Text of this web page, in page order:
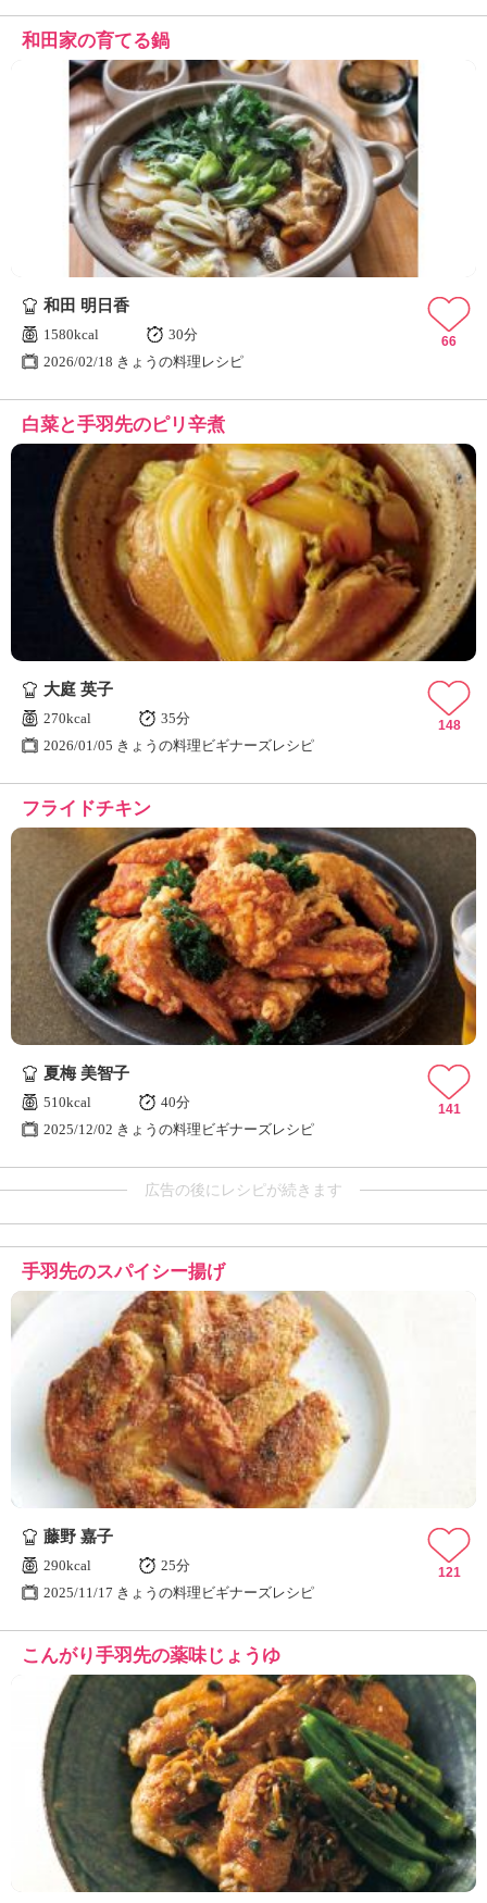
和田家の育てる鍋
和田 明日香
1580kcal
30分
2026/02/18 きょうの料理レシピ
66
白菜と手羽先のピリ辛煮
大庭 英子
270kcal
35分
2026/01/05 きょうの料理ビギナーズレシピ
148
フライドチキン
夏梅 美智子
510kcal
40分
2025/12/02 きょうの料理ビギナーズレシピ
141
広告の後にレシピが続きます
手羽先のスパイシー揚げ
藤野 嘉子
290kcal
25分
2025/11/17 きょうの料理ビギナーズレシピ
121
こんがり手羽先の薬味じょうゆ